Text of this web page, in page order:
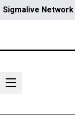
Sigmalive Network